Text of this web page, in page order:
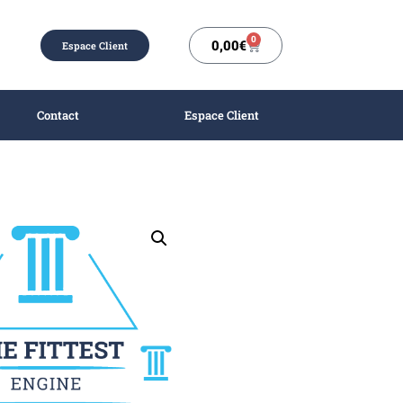
Espace Client 0,00€ 0
Contact Espace Client